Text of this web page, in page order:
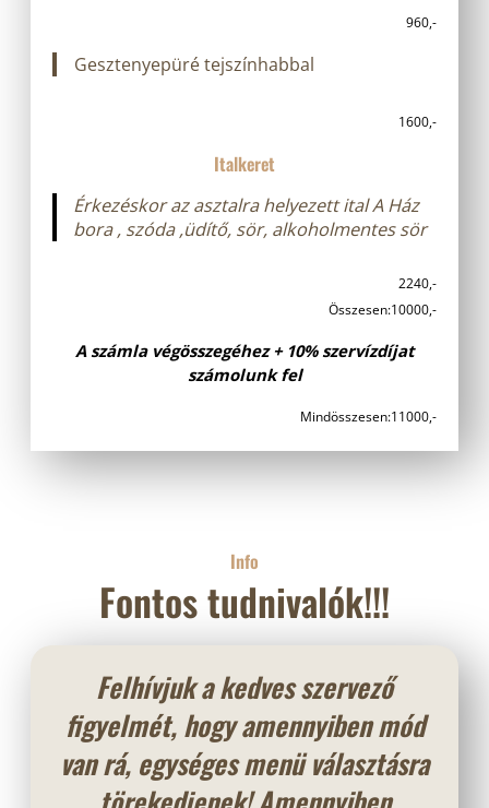
960,-
Gesztenyepüré tejszínhabbal
1600,-
Italkeret
Érkezéskor az asztalra helyezett italA Ház
bora , szóda ,üdítő, sör, alkoholmentes sör
2240,-
Összesen:10000,-
A számla végösszegéhez + 10% szervízdíjat
számolunk fel
Mindösszesen:11000,-
Info
Fontos tudnivalók!!!
Felhívjuk a kedves szervező
figyelmét, hogy amennyiben mód
van rá, egységes menü választásra